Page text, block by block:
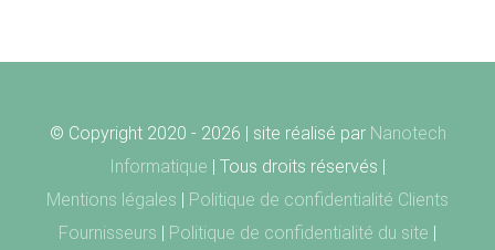
© Copyright 2020 - 2026 | site réalisé par Nanotech
Informatique | Tous droits réservés |
Mentions légales | Politique de confidentialité Clients
Fournisseurs | Politique de confidentialité du site |